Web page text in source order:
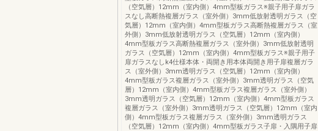
（空気層）12mm（室内側）4mm型板ガラス※親子用子扉ガラ
スなし高断熱複層ガラス（室外側）3mm低放射透明ガラス（空
気層）12mm（室内側）4mm型板ガラス高断熱複層ガラス（室
外側）3mm低放射透明ガラス（空気層）12mm（室内側）
4mm型板ガラス高断熱複層ガラス（室外側）3mm低放射透明
ガラス（空気層）12mm（室内側）4mm型板ガラス※親子用子
扉ガラスなしk4仕様本体・両開き用本体両開き用子扉複層ガラ
ス（室外側）3mm透明ガラス（空気層）12mm（室内側）
4mm型板ガラス複層ガラス（室外側）3mm透明ガラス（空気
層）12mm（室内側）4mm型板ガラス複層ガラス（室外側）
3mm透明ガラス（空気層）12mm（室内側）4mm型板ガラス
複層ガラス（室外側）3mm透明ガラス（空気層）12mm（室内
側）4mm型板ガラス複層ガラス（室外側）3mm透明ガラス
（空気層）12mm（室内側）4mm型板ガラス子扉・入隅用子扉